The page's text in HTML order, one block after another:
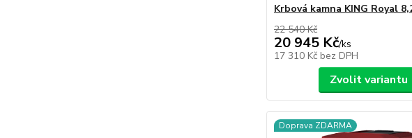
Krbová kamna KING Royal
22 540 Kč
20 945 Kč/ks
17 310 Kč bez DPH
Zvolit variantu
Doprava ZDARMA